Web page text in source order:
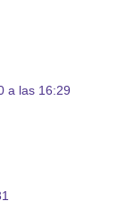
a las 16:29